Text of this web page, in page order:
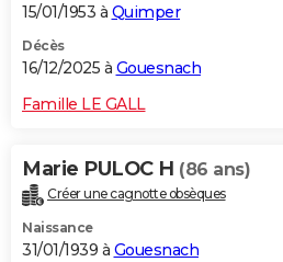
15/01/1953 à Quimper
Décès
16/12/2025 à Gouesnach
Famille LE GALL
Marie PULOC H (86 ans)
Créer une cagnotte obsèques
Naissance
31/01/1939 à Gouesnach